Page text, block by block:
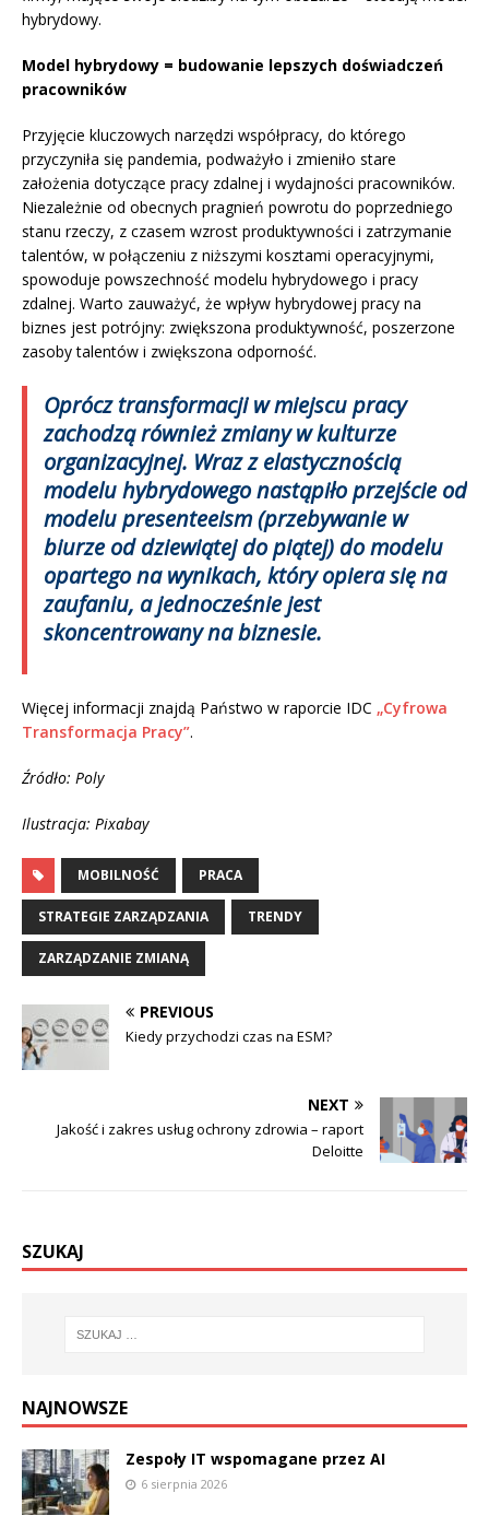
hybrydowy.
Model hybrydowy = budowanie lepszych doświadczeń
pracowników
Przyjęcie kluczowych narzędzi współpracy, do którego
przyczyniła się pandemia, podważyło i zmieniło stare
założenia dotyczące pracy zdalnej i wydajności pracowników.
Niezależnie od obecnych pragnień powrotu do poprzedniego
stanu rzeczy, z czasem wzrost produktywności i zatrzymanie
talentów, w połączeniu z niższymi kosztami operacyjnymi,
spowoduje powszechność modelu hybrydowego i pracy
zdalnej. Warto zauważyć, że wpływ hybrydowej pracy na
biznes jest potrójny: zwiększona produktywność, poszerzone
zasoby talentów i zwiększona odporność.
Oprócz transformacji w miejscu pracy
zachodzą również zmiany w kulturze
organizacyjnej. Wraz z elastycznością
modelu hybrydowego nastąpiło przejście od
modelu presenteeism (przebywanie w
biurze od dziewiątej do piątej) do modelu
opartego na wynikach, który opiera się na
zaufaniu, a jednocześnie jest
skoncentrowany na biznesie.
Więcej informacji znajdą Państwo w raporcie IDC „Cyfrowa
Transformacja Pracy”.
Źródło: Poly
Ilustracja: Pixabay
MOBILNOŚĆ PRACA
STRATEGIE ZARZĄDZANIA TRENDY
ZARZĄDZANIE ZMIANĄ
PREVIOUS
Kiedy przychodzi czas na ESM?
NEXT
Jakość i zakres usług ochrony zdrowia – raport
Deloitte
SZUKAJ
NAJNOWSZE
Zespoły IT wspomagane przez AI
6 sierpnia 2026